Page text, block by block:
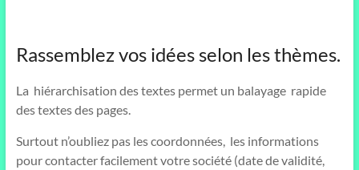
Rassemblez vos idées selon les thèmes.
La hiérarchisation des textes permet un balayage rapide
des textes des pages.
Surtout n’oubliez pas les coordonnées, les informations
pour contacter facilement votre société (date de validité,